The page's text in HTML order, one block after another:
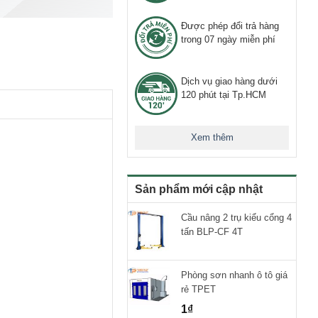
Được phép đổi trả hàng
trong 07 ngày miễn phí
Dịch vụ giao hàng dưới
120 phút tại Tp.HCM
Xem thêm
Sản phẩm mới cập nhật
Cầu nâng 2 trụ kiểu cổng 4
tấn BLP-CF 4T
Phòng sơn nhanh ô tô giá
rẻ TPET
1₫